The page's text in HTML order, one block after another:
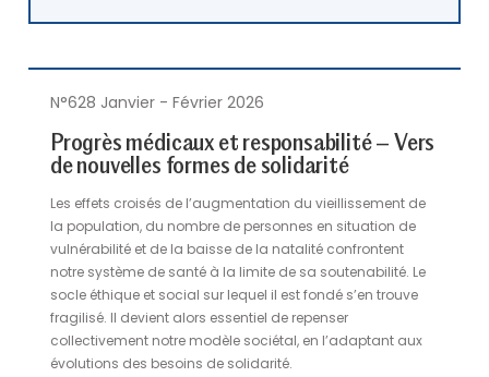
N°628 Janvier - Février 2026
Progrès médicaux et responsabilité – Vers
de nouvelles formes de solidarité
Les effets croisés de l’augmentation du vieillissement de
la population, du nombre de personnes en situation de
vulnérabilité et de la baisse de la natalité confrontent
notre système de santé à la limite de sa soutenabilité. Le
socle éthique et social sur lequel il est fondé s’en trouve
fragilisé. Il devient alors essentiel de repenser
collectivement notre modèle sociétal, en l’adaptant aux
évolutions des besoins de solidarité.